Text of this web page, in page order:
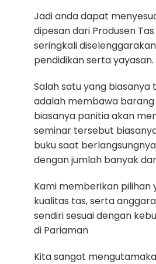
Jadi anda dapat
dipesan dari Produsen
seringkali
pendidikan serta yayasan.
Salah satu yang
adalah membawa
biasanya panitia akan
seminar tersebut
buku saat
dengan jumlah banyak
Kami memberikan pilihan
kualitas tas, serta
sendiri sesuai dengan
di Pariaman
Kita sangat